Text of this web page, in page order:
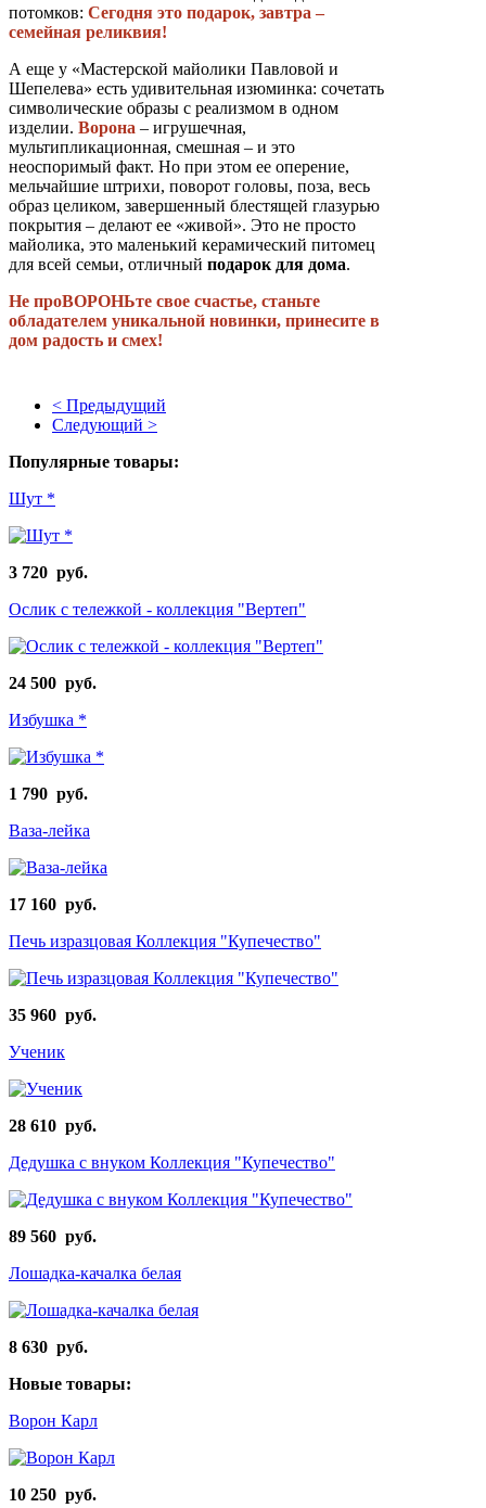
потомков: Сегодня это подарок, завтра –
семейная реликвия!
А еще у «Мастерской майолики Павловой и
Шепелева» есть удивительная изюминка: сочетать
символические образы с реализмом в одном
изделии. Ворона – игрушечная,
мультипликационная, смешная – и это
неоспоримый факт. Но при этом ее оперение,
мельчайшие штрихи, поворот головы, поза, весь
образ целиком, завершенный блестящей глазурью
покрытия – делают ее «живой». Это не просто
майолика, это маленький керамический питомец
для всей семьи, отличный подарок для дома.
Не проВОРОНЬте свое счастье, станьте
обладателем уникальной новинки, принесите в
дом радость и смех!
< Предыдущий
Следующий >
Популярные товары:
Шут *
3 720 руб.
Ослик с тележкой - коллекция "Вертеп"
24 500 руб.
Избушка *
1 790 руб.
Ваза-лейка
17 160 руб.
Печь изразцовая Коллекция "Купечество"
35 960 руб.
Ученик
28 610 руб.
Дедушка с внуком Коллекция "Купечество"
89 560 руб.
Лошадка-качалка белая
8 630 руб.
Новые товары:
Ворон Карл
10 250 руб.